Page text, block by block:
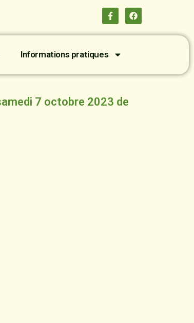
Informations pratiques
7 octobre 2023 de